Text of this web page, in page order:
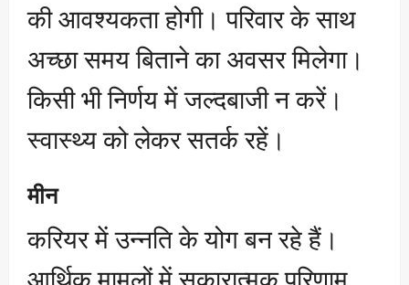
की आवश्यकता होगी। परिवार के साथ
अच्छा समय बिताने का अवसर मिलेगा।
किसी भी निर्णय में जल्दबाजी न करें।
स्वास्थ्य को लेकर सतर्क रहें।
मीन
करियर में उन्नति के योग बन रहे हैं।